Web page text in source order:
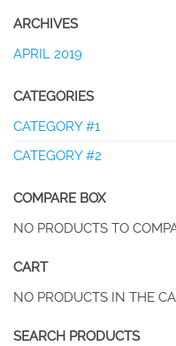
ARCHIVES
APRIL 2019
CATEGORIES
CATEGORY #1
CATEGORY #2
COMPARE BOX
NO PRODUCTS TO
CART
NO PRODUCTS IN THE
SEARCH PRODUCTS